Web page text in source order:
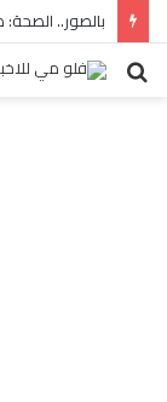
بالصور.. الصحة:
بحث